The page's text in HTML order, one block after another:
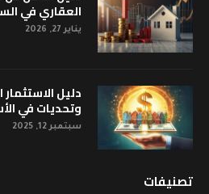
العقاري في
يناير 27, 2026
وتحديات في
سبتمبر 12, 2025
تصنيفات